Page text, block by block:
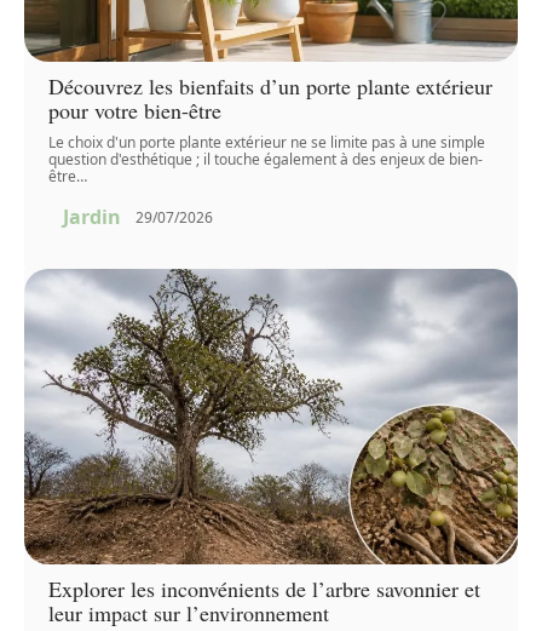
Découvrez les bienfaits d’un porte plante extérieur
pour votre bien-être
Le choix d'un porte plante extérieur ne se limite pas à une simple
question d'esthétique ; il touche également à des enjeux de bien-
être…
Jardin 29/07/2026
Explorer les inconvénients de l’arbre savonnier et
leur impact sur l’environnement